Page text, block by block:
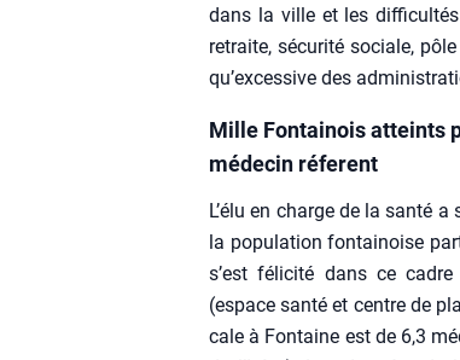
dans la ville et les
retraite, sécu­ri­té sociale,
qu’excessive des
Mille Fontainois atteints
médecin réferent
L’élu en charge de la san­té
la popu­la­tion fon­tai­noise
s’est féli­ci­té dans ce
(espace san­té et centre de
cale à Fon­taine est de 6,3